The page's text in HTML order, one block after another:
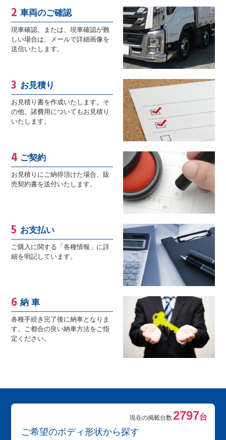
車両のご確認
現車確認、または、現車確認が難
しい場合は、メールで詳細画像を
送信いたします。
お見積り
お見積り書を作成いたします。そ
の他、諸費用についてもお見積り
いたします。
ご契約
お見積りにご納得頂けた場合、販
売契約書を送付いたします。
お支払い
ご購入に関する「各種情報」に詳
細を明記しています。
納 車
各種手続き完了後に納車となりま
す。ご都合の良い納車方法をご指
定ください。
現在の掲載台数2797台
ご希望のボディ形状から探す